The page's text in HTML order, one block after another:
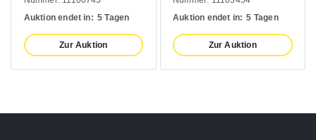
Auktion endet in: 5 Tagen
Zur Auktion
Auktion endet in: 5 Tagen
Zur Auktion